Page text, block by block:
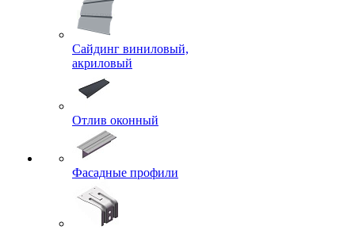
Сайдинг виниловый,
акриловый
Отлив оконный
Фасадные профили